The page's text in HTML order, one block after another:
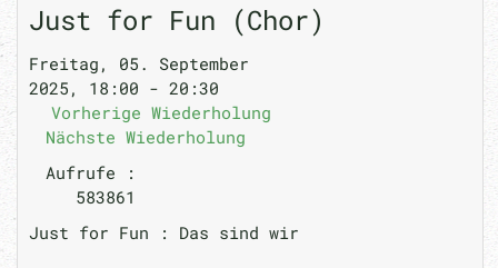
Just for Fun (Chor)
Freitag, 05. September
2025, 18:00 - 20:30
Vorherige Wiederholung
Nächste Wiederholung
Aufrufe :
583861
Just for Fun : Das sind wir